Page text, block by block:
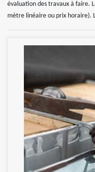
évaluation des travaux à faire.
mètre linéaire ou prix horaire).